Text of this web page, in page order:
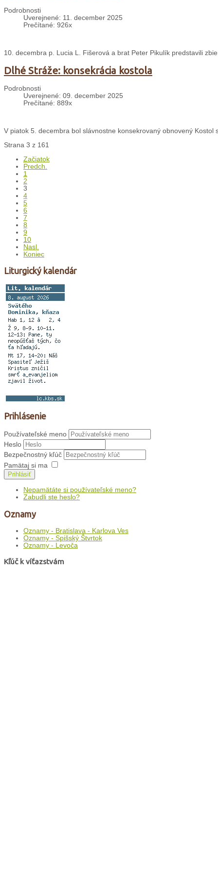
Podrobnosti
Uverejnené: 11. december 2025
Prečítané: 926x
10. decembra p. Lucia L. Fišerová a brat Peter Pikulík predstavili
Dlhé Stráže: konsekrácia kostola
Podrobnosti
Uverejnené: 09. december 2025
Prečítané: 889x
V piatok 5. decembra bol slávnostne konsekrovaný obnovený Kostol
Strana 3 z 161
Začiatok
Predch.
1
2
3
4
5
6
7
8
9
10
Nasl.
Koniec
Liturgický kalendár
Prihlásenie
Používateľské meno
Heslo
Bezpečnostný kľúč
Pamätaj si ma
Prihlásiť
Nepamätáte si používateľské meno?
Zabudli ste heslo?
Oznamy
Oznamy - Bratislava - Karlova Ves
Oznamy - Spišský Štvrtok
Oznamy - Levoča
Kľúč k víťazstvám